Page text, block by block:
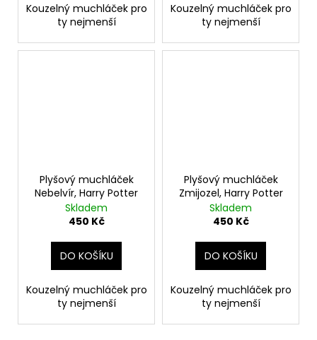
Kouzelný muchláček pro
ty nejmenší
Kouzelný muchláček pro
ty nejmenší
Plyšový muchláček
Nebelvír, Harry Potter
Skladem
450 Kč
DO KOŠÍKU
Kouzelný muchláček pro
ty nejmenší
Plyšový muchláček
Zmijozel, Harry Potter
Skladem
450 Kč
DO KOŠÍKU
Kouzelný muchláček pro
ty nejmenší